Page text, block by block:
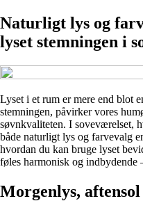
Naturligt lys og
lyset stemningen i
Lyset i et rum er mere end blot
stemningen, påvirker vores
søvnkvaliteten. I soveværelset,
både naturligt lys og farvevalg
hvordan du kan bruge lyset
føles harmonisk og indbydende
Morgenlys,